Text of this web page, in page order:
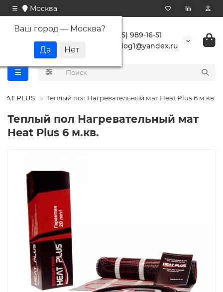
Москва
Ваш город — Москва?
+7 (495) 989-16-51
buranlog1@yandex.ru
PLUS Теплый пол Нагревательный мат Heat Plus 6 м.кв.
Теплый пол Нагревательный мат
Heat Plus 6 м.кв.